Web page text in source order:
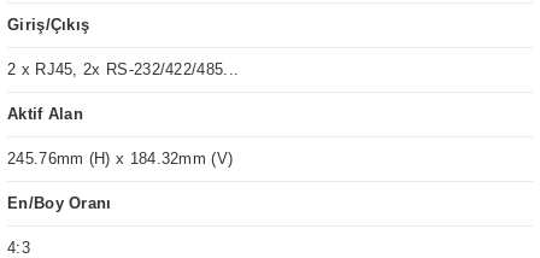
Giriş/Çıkış
2 x RJ45, 2x RS-232/422/485...
Aktif Alan
245.76mm (H) x 184.32mm (V)
En/Boy Oranı
4:3